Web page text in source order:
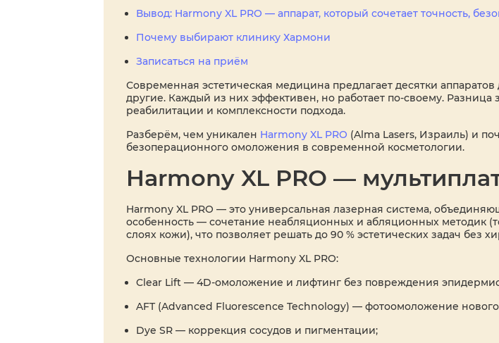
Вывод: Harmony XL PRO — аппарат, который сочетает точность,
Почему выбирают клинику Хармони
Записаться на приём
Современная эстетическая медицина предлагает десятки
другие. Каждый из них эффективен, но работает по-своему. Разница
реабилитации и комплексности подхода.
Разберём, чем уникален Harmony XL PRO (Alma Lasers, Израиль) и
безоперационного омоложения в современной косметологии.
Harmony XL PRO —
Harmony XL PRO — это универсальная лазерная система,
особенность — сочетание неабляционных и абляционных методик
слоях кожи), что позволяет решать до 90 % эстетических задач без
Основные технологии Harmony XL PRO:
Clear Lift — 4D-омоложение и лифтинг без повреждения
AFT (Advanced Fluorescence Technology) — фотоомоложение
Dye SR — коррекция сосудов и пигментации;